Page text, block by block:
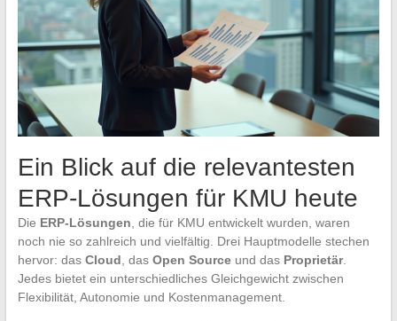
Ein Blick auf die relevantesten
ERP-Lösungen für KMU heute
Die ERP-Lösungen , die für KMU entwickelt wurden, waren
noch nie so zahlreich und vielfältig. Drei Hauptmodelle stechen
hervor: das Cloud , das Open Sourceund das Proprietär.
Jedes bietet ein unterschiedliches Gleichgewicht zwischen
Flexibilität, Autonomie und Kostenmanagement.